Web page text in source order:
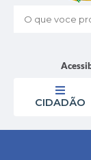
O que voce
CIDADÃO